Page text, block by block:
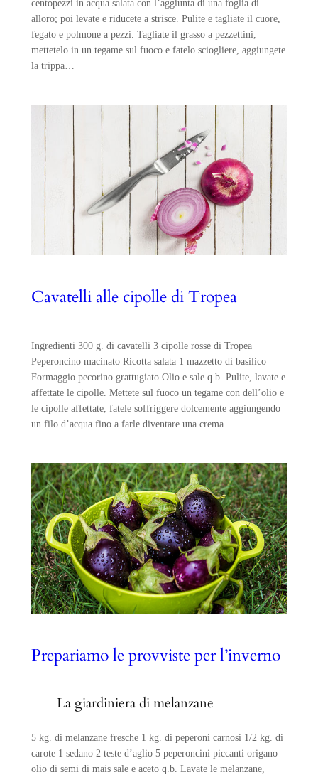
centopezzi in acqua salata con l’aggiunta di una foglia di
alloro; poi levate e riducete a strisce. Pulite e tagliate il cuore,
fegato e polmone a pezzi. Tagliate il grasso a pezzettini,
mettetelo in un tegame sul fuoco e fatelo sciogliere, aggiungete
la trippa…
Cavatelli alle cipolle di Tropea
Ingredienti 300 g. di cavatelli 3 cipolle rosse di Tropea
Peperoncino macinato Ricotta salata 1 mazzetto di basilico
Formaggio pecorino grattugiato Olio e sale q.b. Pulite, lavate e
affettate le cipolle. Mettete sul fuoco un tegame con dell’olio e
le cipolle affettate, fatele soffriggere dolcemente aggiungendo
un filo d’acqua fino a farle diventare una crema.…
Prepariamo le provviste per l’inverno
La giardiniera di melanzane
5 kg. di melanzane fresche 1 kg. di peperoni carnosi 1/2 kg. di
carote 1 sedano 2 teste d’aglio 5 peperoncini piccanti origano
olio di semi di mais sale e aceto q.b. Lavate le melanzane,